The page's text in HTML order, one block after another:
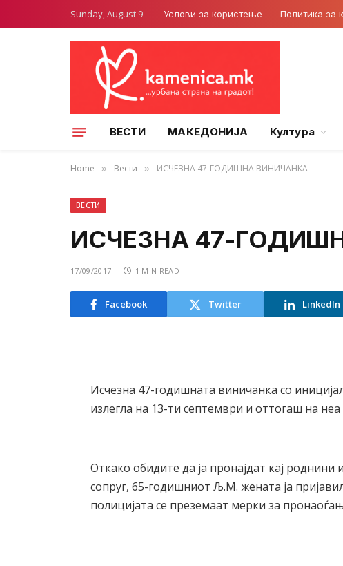
Sunday, August 9 Услови за користење Политика за
ВЕСТИ МАКЕДОНИЈА Култура
Home » Вести » ИСЧЕЗНА 47-ГОДИШНА ВИНИЧАНКА
ВЕСТИ
ИСЧЕЗНА 47-
17/09/2017 1 MIN READ
Facebook Twitter LinkedIn
Исчезна 47-годишната виничанка со
излегла на 13-ти септември и оттогаш на неа
Откако обидите да ја пронајдат кај роднини
сопруг, 65-годишниот Љ.М. жената ја
полицијата се преземаат мерки за